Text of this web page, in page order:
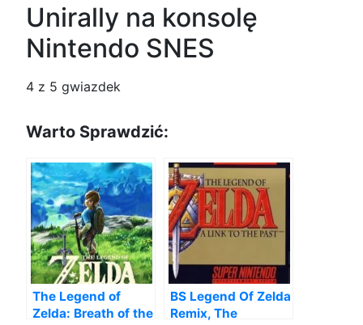
Unirally na konsolę
Nintendo SNES
4 z 5 gwiazdek
Warto Sprawdzić:
The Legend of
Zelda: Breath of the
BS Legend Of Zelda
Remix, The